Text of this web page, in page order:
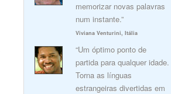
memorizar novas palavras
num instante.”
Viviana Venturini, Itália
“Um óptimo ponto de
partida para qualquer idade.
Torna as línguas
estrangeiras divertidas em